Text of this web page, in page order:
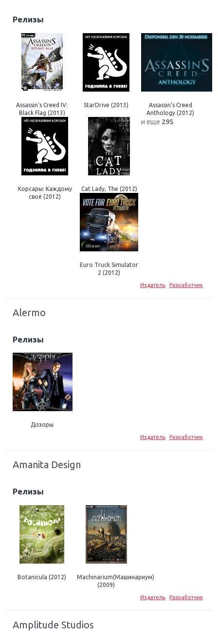
Релизы
Assassin's Creed IV:
Black Flag (2013)
StarDrive (2013)
Assassin’s Creed
Anthology (2012)
Корсары: Каждому
своё (2012)
Cat Lady, The (2012)
Euro Truck Simulator
2 (2012)
и еще 295
Издатель Разработчик
Alermo
Релизы
Дозоры
Издатель Разработчик
Amanita Design
Релизы
Botanicula (2012)
Machinarium(Машинариум)
(2009)
Издатель Разработчик
Amplitude Studios